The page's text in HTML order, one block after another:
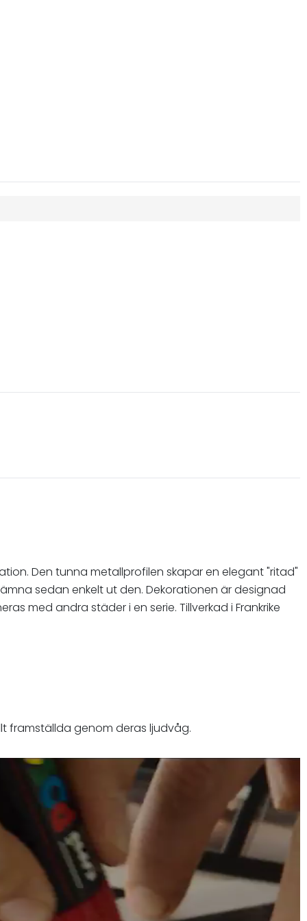
Den tunna metallprofilen skapar en elegant "ritad"
sedan enkelt ut den. Dekorationen är designad
med andra städer i en serie. Tillverkad i Frankrike
framställda genom deras ljudvåg.